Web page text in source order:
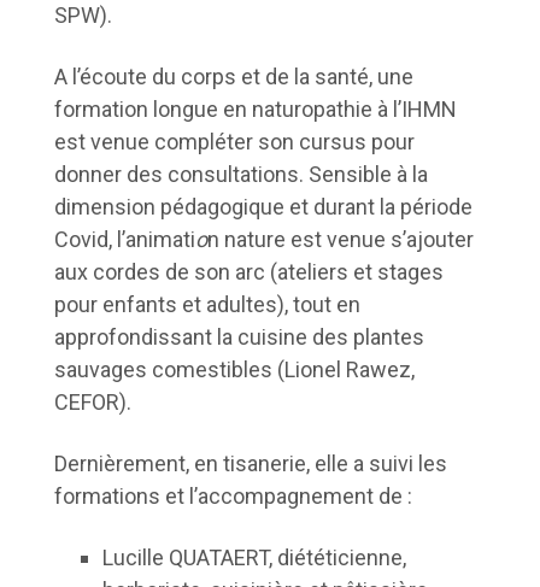
SPW).
A l’écoute du corps et de la santé, une
formation longue en naturopathie à l’IHMN
est venue compléter son cursus pour
donner des consultations. Sensible à la
dimension pédagogique et durant la période
Covid, l’animation nature est venue s’ajouter
aux cordes de son arc (ateliers et stages
pour enfants et adultes), tout en
approfondissant la cuisine des plantes
sauvages comestibles (Lionel Rawez,
CEFOR).
Dernièrement, en tisanerie, elle a suivi les
formations et l’accompagnement de :
Lucille QUATAERT, diététicienne,